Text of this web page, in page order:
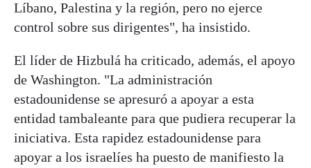
Líbano, Palestina y la región, pero no ejerce
control sobre sus dirigentes", ha insistido.
El líder de Hizbulá ha criticado, además, el apoyo
de Washington. "La administración
estadounidense se apresuró a apoyar a esta
entidad tambaleante para que pudiera recuperar la
iniciativa. Esta rapidez estadounidense para
apoyar a los israelíes ha puesto de manifiesto la